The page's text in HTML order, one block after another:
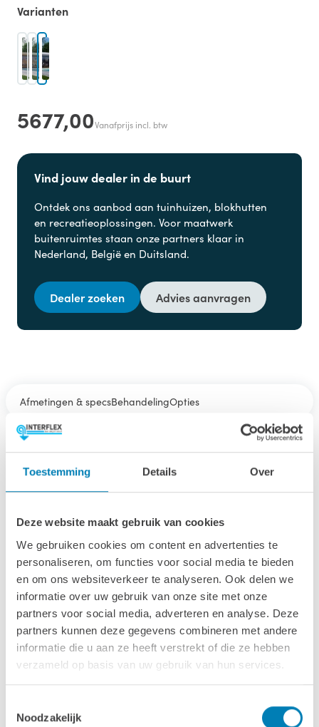
Toestemming Details Over
Deze website maakt gebruik van cookies
We gebruiken cookies om content en advertenties te
personaliseren, om functies voor social media te bieden
en om ons websiteverkeer te analyseren. Ook delen we
informatie over uw gebruik van onze site met onze
partners voor social media, adverteren en analyse. Deze
partners kunnen deze gegevens combineren met andere
informatie die u aan ze heeft verstrekt of die ze hebben
verzameld op basis van uw gebruik van hun services.
Noodzakelijk
Varianten
5677,00Vanafprijs incl. btw
Vind jouw dealer in de buurt
Ontdek ons aanbod aan tuinhuizen, blokhutten
en recreatieoplossingen. Voor maatwerk
buitenruimtes staan onze partners klaar in
Nederland, België en Duitsland.
Dealer zoeken Advies aanvragen
Afmetingen & specsBehandelingOpties
647 x 320 cm
Afmetingen inclusief oren (bxl)
667 x 340 cm
Wandhoogte
251 cm
Oppervlakte (m2)
20.7 m2
40 mm